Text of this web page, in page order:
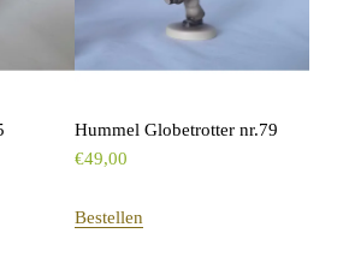
Hummel Globetrotter nr.79
€49,00
Bestellen